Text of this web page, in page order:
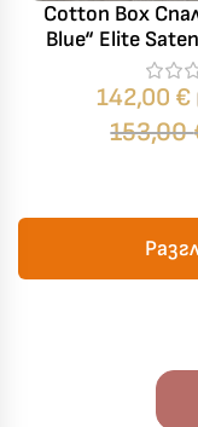
Cotton Box
Blue“ Elite
сатен 300TC
153,00
142,00 €